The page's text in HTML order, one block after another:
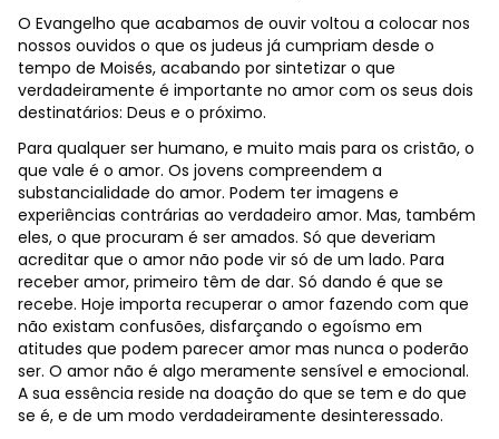
O Evangelho que acabamos de ouvir voltou a colocar nos
nossos ouvidos o que os judeus já cumpriam desde o
tempo de Moisés, acabando por sintetizar o que
verdadeiramente é importante no amor com os seus dois
destinatários: Deus e o próximo.
Para qualquer ser humano, e muito mais para os cristão, o
que vale é o amor. Os jovens compreendem a
substancialidade do amor. Podem ter imagens e
experiências contrárias ao verdadeiro amor. Mas, também
eles, o que procuram é ser amados. Só que deveriam
acreditar que o amor não pode vir só de um lado. Para
receber amor, primeiro têm de dar. Só dando é que se
recebe. Hoje importa recuperar o amor fazendo com que
não existam confusões, disfarçando o egoísmo em
atitudes que podem parecer amor mas nunca o poderão
ser. O amor não é algo meramente sensível e emocional.
A sua essência reside na doação do que se tem e do que
se é, e de um modo verdadeiramente desinteressado.